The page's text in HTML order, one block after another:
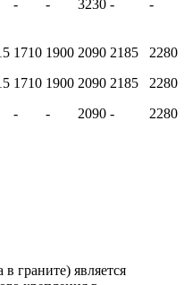
- - 3230 - -
1710
1710
-
1900
1900
-
2090
2090
2090
2185
2185
-
2280
2280
2280
граните) является